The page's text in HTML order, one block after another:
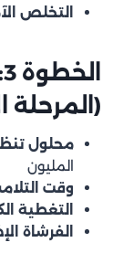
التخلص
(المرحلة
محلول
المليون
وقت
التغطية
الفرشاة